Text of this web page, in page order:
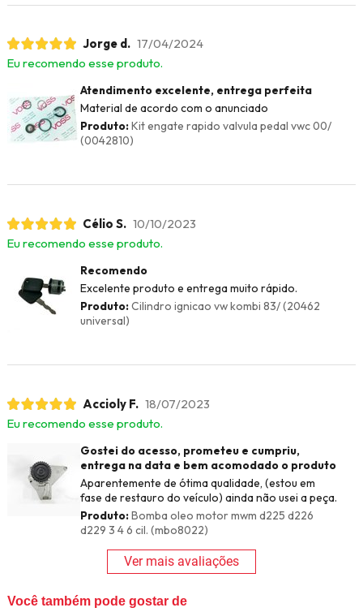
Jorge d. 17/04/2024
Eu recomendo esse produto.
Atendimento excelente, entrega perfeita
Material de acordo com o anunciado
Produto:Kit engate rapido valvula pedal vwc 00/
(0042810)
Célio S. 10/10/2023
Eu recomendo esse produto.
Recomendo
Excelente produto e entrega muito rápido.
Produto:Cilindro ignicao vw kombi 83/ (20462
universal)
Accioly F. 18/07/2023
Eu recomendo esse produto.
Gostei do acesso, prometeu e cumpriu,
entrega na data e bem acomodado o produto
Aparentemente de ótima qualidade, (estou em
fase de restauro do veículo) ainda não usei a peça.
Produto:Bomba oleo motor mwm d225 d226
d229 3 4 6 cil. (mbo8022)
Ver mais avaliações
Você também pode gostar de